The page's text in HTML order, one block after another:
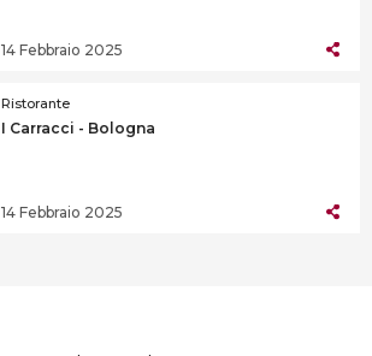
14 Febbraio 2025
Ristorante
I Carracci - Bologna
14 Febbraio 2025